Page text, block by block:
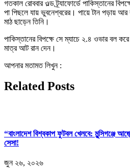
গতকাল রোববার ওল্ড ট্র্যাফোর্ডে পাকিস্তানের
পা পিছলে যায় ভুবনেশ্বরের। পায়ে টান পড়ায় আর
মাঠ ছাড়েন তিনি।
পাকিস্তানের বিপক্ষে সে ম্যাচে ২.৪ ওভার বল
মাত্র আট রান দেন।
আপনার মতামত লিখুন :
Related Posts
“বাংলাদেশ বিশ্বকাপ ফুটবল খেলবে: মুন্সিগঞ্জে
সেসা!
জুন ২৬, ২০২৬